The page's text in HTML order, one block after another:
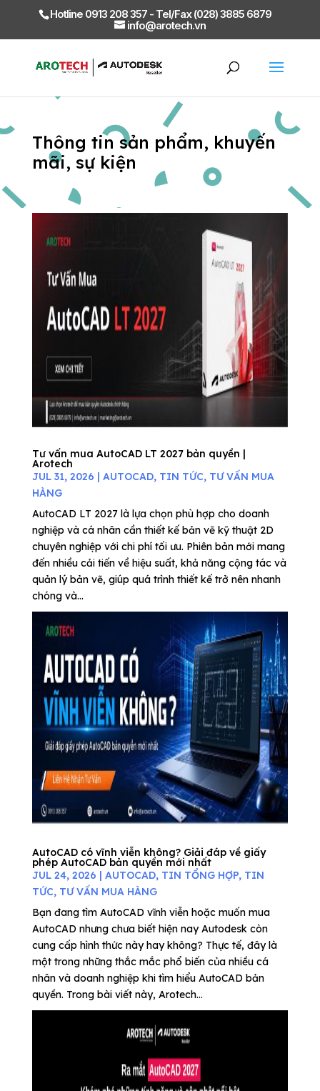
Hotline 0913 208 357 - Tel/Fax (028) 3885 6879
info@arotech.vn
Thông tin sản phẩm, khuyến
mãi, sự kiện
Tư vấn mua AutoCAD LT 2027 bản quyền |
Arotech
JUL 31, 2026 | AUTOCAD, TIN TỨC, TƯ VẤN MUA
HÀNG
AutoCAD LT 2027 là lựa chọn phù hợp cho doanh
nghiệp và cá nhân cần thiết kế bản vẽ kỹ thuật 2D
chuyên nghiệp với chi phí tối ưu. Phiên bản mới mang
đến nhiều cải tiến về hiệu suất, khả năng cộng tác và
quản lý bản vẽ, giúp quá trình thiết kế trở nên nhanh
chóng và...
AutoCAD có vĩnh viễn không? Giải đáp về giấy
phép AutoCAD bản quyền mới nhất
JUL 24, 2026 | AUTOCAD, TIN TỔNG HỢP, TIN
TỨC, TƯ VẤN MUA HÀNG
Bạn đang tìm AutoCAD vĩnh viễn hoặc muốn mua
AutoCAD nhưng chưa biết hiện nay Autodesk còn
cung cấp hình thức này hay không? Thực tế, đây là
một trong những thắc mắc phổ biến của nhiều cá
nhân và doanh nghiệp khi tìm hiểu AutoCAD bản
quyền. Trong bài viết này, Arotech...